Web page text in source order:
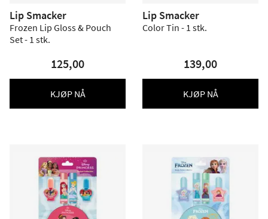
Lip Smacker
Frozen Lip Gloss & Pouch
Set - 1 stk.
125,00
KJØP NÅ
Lip Smacker
Color Tin - 1 stk.
139,00
KJØP NÅ